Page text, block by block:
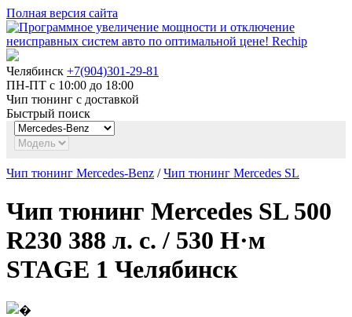
Полная версия сайта
Челябинск +7(904)301-29-81
ПН-ПТ с 10:00 до 18:00
Чип тюнинг с доставкой
Быстрый поиск
Чип тюнинг Mercedes-Benz /Чип тюнинг Mercedes SL
Чип тюнинг Mercedes SL 500
R230 388 л. с. / 530 Н·м
STAGE 1 Челябинск